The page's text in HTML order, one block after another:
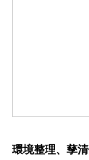
環境整理、孳